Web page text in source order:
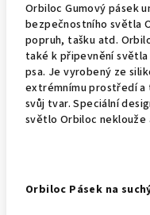
Orbiloc Gumový pásek
bezpečnostního světla
popruh, tašku atd.
také k připevnění
psa. Je vyrobený ze
extrémnímu prostředí
svůj tvar. Speciální
světlo Orbiloc neklouže
Orbiloc Pásek na